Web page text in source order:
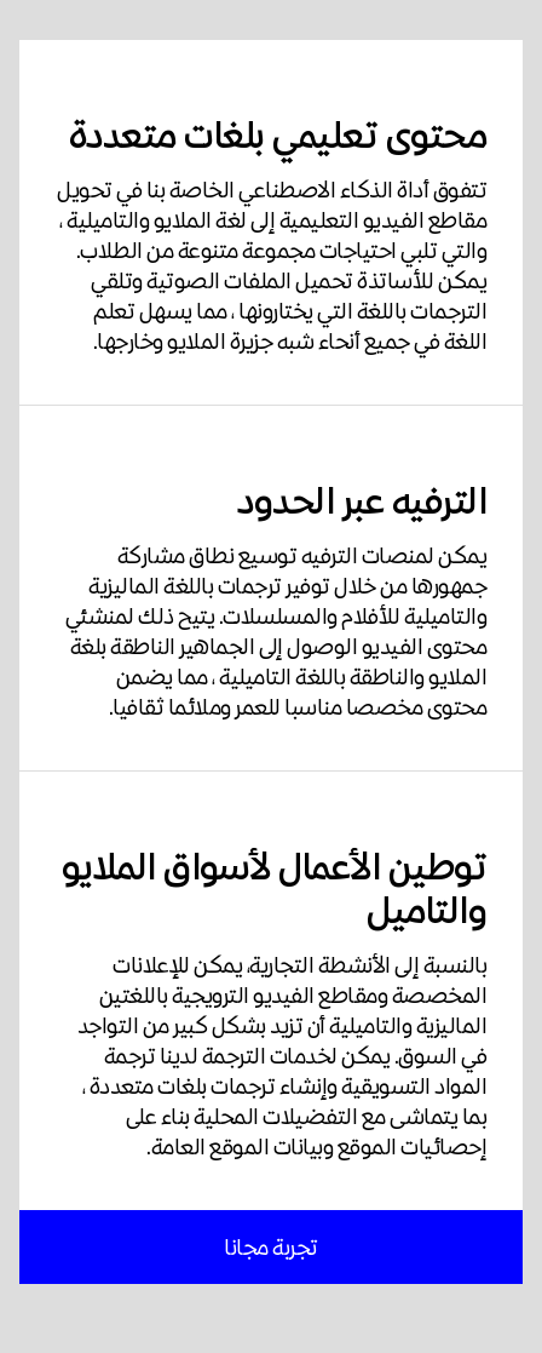
محتوى تعليمي بلغات متعددة
تتفوق أداة الذكاء الاصطناعي الخاصة بنا في تحويل
مقاطع الفيديو التعليمية إلى لغة الملايو والتاميلية ،
والتي تلبي احتياجات مجموعة متنوعة من الطلاب.
يمكن للأساتذة تحميل الملفات الصوتية وتلقي
الترجمات باللغة التي يختارونها ، مما يسهل تعلم
اللغة في جميع أنحاء شبه جزيرة الملايو وخارجها.
الترفيه عبر الحدود
يمكن لمنصات الترفيه توسيع نطاق مشاركة
جمهورها من خلال توفير ترجمات باللغة الماليزية
والتاميلية للأفلام والمسلسلات. يتيح ذلك لمنشئي
محتوى الفيديو الوصول إلى الجماهير الناطقة بلغة
الملايو والناطقة باللغة التاميلية ، مما يضمن
محتوى مخصصا مناسبا للعمر وملائما ثقافيا.
توطين الأعمال لأسواق الملايو
والتاميل
بالنسبة إلى الأنشطة التجارية، يمكن للإعلانات
المخصصة ومقاطع الفيديو الترويجية باللغتين
الماليزية والتاميلية أن تزيد بشكل كبير من التواجد
في السوق. يمكن لخدمات الترجمة لدينا ترجمة
المواد التسويقية وإنشاء ترجمات بلغات متعددة ،
بما يتماشى مع التفضيلات المحلية بناء على
إحصائيات الموقع وبيانات الموقع العامة.
تجربة مجانا